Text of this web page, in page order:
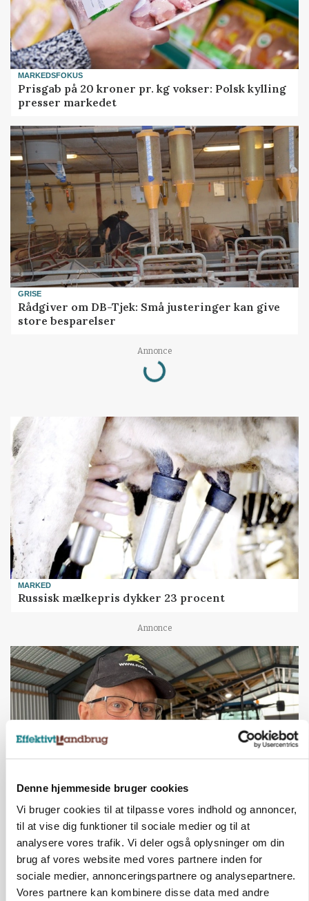
Denne hjemmeside bruger cookies
Vi bruger cookies til at tilpasse vores indhold og annoncer,
til at vise dig funktioner til sociale medier og til at
analysere vores trafik. Vi deler også oplysninger om din
brug af vores website med vores partnere inden for
sociale medier, annonceringspartnere og analysepartnere.
Vores partnere kan kombinere disse data med andre
MARKEDSFOKUS
Prisgab på 20 kroner pr. kg vokser: Polsk kylling
presser markedet
GRISE
Rådgiver om DB-Tjek: Små justeringer kan give
store besparelser
Annonce
Loading...
MARKED
Russisk mælkepris dykker 23 procent
Annonce
POLITIK
»Nu stopper I«: Landbrugsdebattør og
protestgruppe vil demonstrere mod ny
gødskningslov